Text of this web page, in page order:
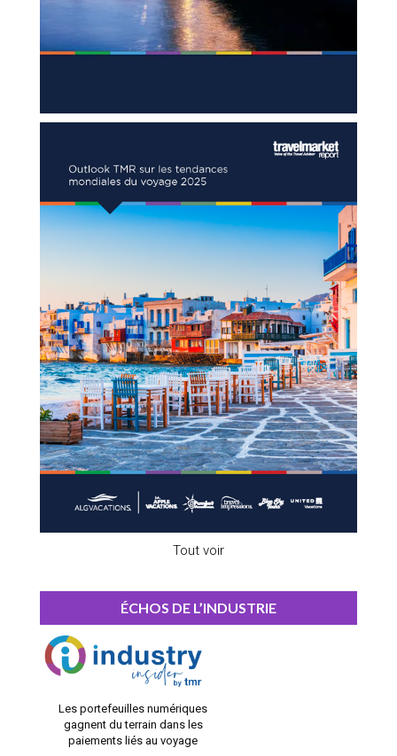
Tout voir
ÉCHOS DE L’INDUSTRIE
Les portefeuilles numériques
gagnent du terrain dans les
paiements liés au voyage